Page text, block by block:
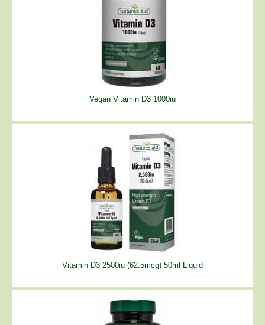
Vegan Vitamin D3 1000iu
Vitamin D3 2500iu (62.5mcg) 50ml Liquid